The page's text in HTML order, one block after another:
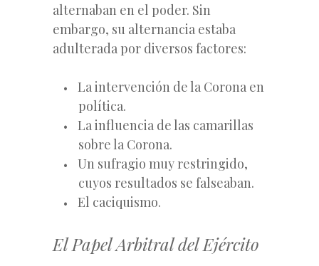
alternaban en el poder. Sin
embargo, su alternancia estaba
adulterada por diversos factores:
La intervención de la Corona en
política.
La influencia de las camarillas
sobre la Corona.
Un sufragio muy restringido,
cuyos resultados se falseaban.
El caciquismo.
El Papel Arbitral del Ejército